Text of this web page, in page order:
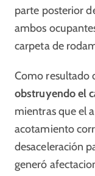
parte posterior
ambos
carpeta de
Como resultado
obstruyendo el
mientras que el
acotamiento
desaceleración
generó